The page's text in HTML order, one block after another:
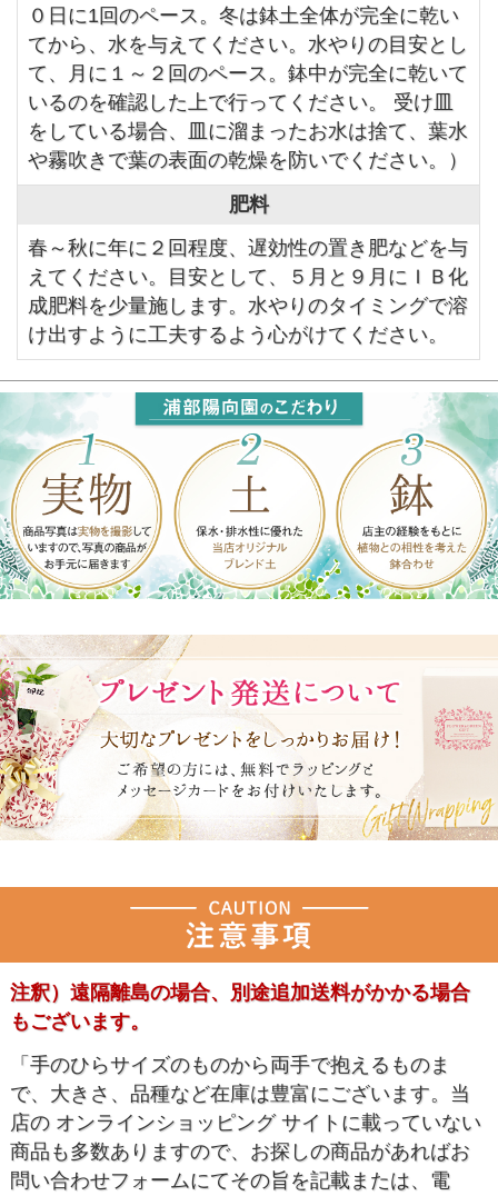
０日に1回のペース。冬は鉢土全体が完全に乾い
てから、水を与えてください。水やりの目安とし
て、月に１～２回のペース。鉢中が完全に乾いて
いるのを確認した上で行ってください。 受け皿
をしている場合、皿に溜まったお水は捨て、葉水
や霧吹きで葉の表面の乾燥を防いでください。）
肥料
春～秋に年に２回程度、遅効性の置き肥などを与
えてください。目安として、５月と９月にＩＢ化
成肥料を少量施します。水やりのタイミングで溶
け出すように工夫するよう心がけてください。
注釈）遠隔離島の場合、別途追加送料がかかる場合
もございます。
「手のひらサイズのものから両手で抱えるものま
で、大きさ、品種など在庫は豊富にございます。当
店の オンラインショッピング サイトに載っていない
商品も多数ありますので、お探しの商品があればお
問い合わせフォームにてその旨を記載または、電